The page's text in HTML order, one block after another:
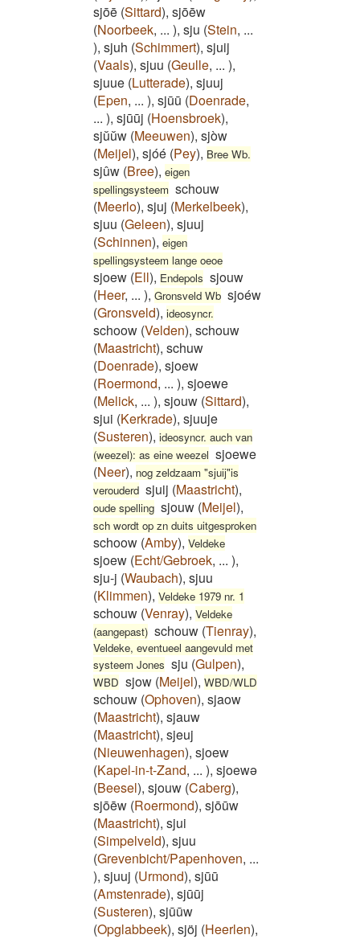
sjōē (Sittard), sjōēw
(Noorbeek, ... ), sju (Stein, ...
), sjuh (Schimmert), sjuij
(Vaals), sjuu (Geulle, ... ),
sjuue (Lutterade), sjuuj
(Epen, ... ), sjūū (Doenrade,
... ), sjūūj (Hoensbroek),
sjŭŭw (Meeuwen), sjòw
(Meijel), sjóé (Pey), Bree Wb.
sjûw (Bree), eigen
spellingsysteem schouw
(Meerlo), sjuj (Merkelbeek),
sjuu (Geleen), sjuuj
(Schinnen), eigen
spellingsysteem lange oeoe
sjoew (Ell), Endepols sjouw
(Heer, ... ), Gronsveld Wb sjoéw
(Gronsveld), ideosyncr.
schoow (Velden), schouw
(Maastricht), schuw
(Doenrade), sjoew
(Roermond, ... ), sjoewe
(Melick, ... ), sjouw (Sittard),
sjui (Kerkrade), sjuuje
(Susteren), ideosyncr. auch van
(weezel): as eine weezel sjoewe
(Neer), nog zeldzaam "sjuij"is
verouderd sjuij (Maastricht),
oude spelling sjouw (Meijel),
sch wordt op zn duits uitgesproken
schoow (Amby), Veldeke
sjoew (Echt/Gebroek, ... ),
sju-j (Waubach), sjuu
(Klimmen), Veldeke 1979 nr. 1
schouw (Venray), Veldeke
(aangepast) schouw (Tienray),
Veldeke, eventueel aangevuld met
systeem Jones sju (Gulpen),
WBD sjow (Meijel), WBD/WLD
schouw (Ophoven), sjaow
(Maastricht), sjauw
(Maastricht), sjeuj
(Nieuwenhagen), sjoew
(Kapel-in-t-Zand, ... ), sjoewə
(Beesel), sjouw (Caberg),
sjōēw (Roermond), sjōūw
(Maastricht), sjui
(Simpelveld), sjuu
(Grevenbicht/Papenhoven, ...
), sjuuj (Urmond), sjūū
(Amstenrade), sjūūj
(Susteren), sjūūw
(Opglabbeek), sjöj (Heerlen),